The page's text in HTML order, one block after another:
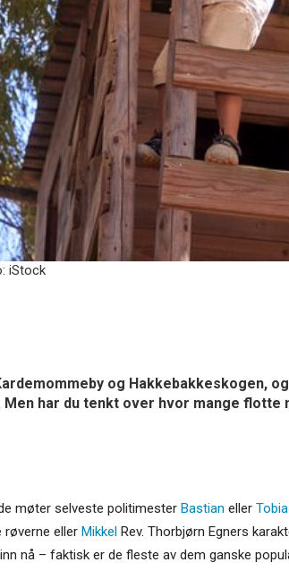
iStock
og Hakkebakkeskogen,
Men har du tenkt over hvor mange
møter selveste politimester Bastian eller
røverne eller Mikkel Rev. Thorbjørn Egners
nå – faktisk er de fleste av dem ganske